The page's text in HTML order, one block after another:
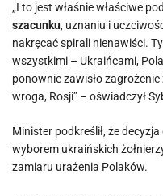
„I to jest właśnie właściwe
szacunku, uznaniu i
nakręcać spirali nienawiści.
wszystkimi – Ukraińcami,
ponownie zawisło
wroga, Rosji” – oświadczył
Minister podkreślił, że
wyborem ukraińskich
zamiaru urażenia Polaków.